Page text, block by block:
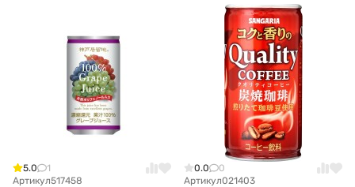
5.0
1
Артикул517458
0.0
0
Артикул021403